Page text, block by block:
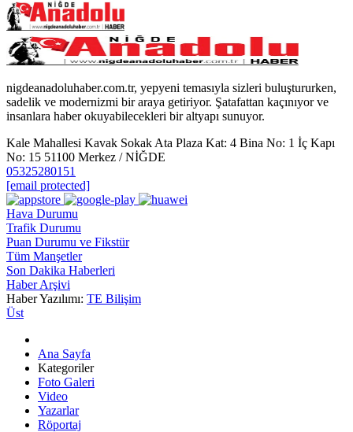
nigdeanadoluhaber.com.tr, yepyeni temasıyla sizleri buluştururken,
sadelik ve modernizmi bir araya getiriyor. Şatafattan kaçınıyor ve
insanlara haber okuyabilecekleri bir altyapı sunuyor.
Kale Mahallesi Kavak Sokak Ata Plaza Kat: 4 Bina No: 1 İç Kapı
No: 15 51100 Merkez / NİĞDE
05325280151
[email protected]
Hava Durumu
Trafik Durumu
Puan Durumu ve Fikstür
Tüm Manşetler
Son Dakika Haberleri
Haber Arşivi
Haber Yazılımı: TE Bilişim
Üst
Ana Sayfa
Kategoriler
Foto Galeri
Video
Yazarlar
Röportaj